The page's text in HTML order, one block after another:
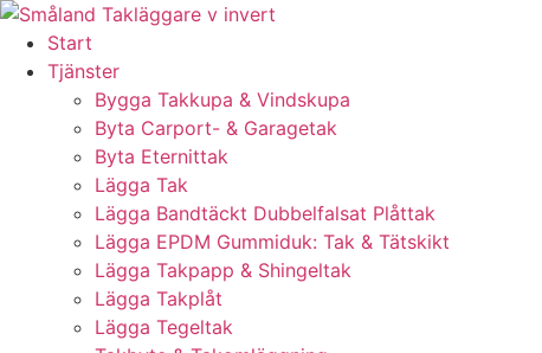
Skip
content
Start
Tjänster
Bygga Takkupa & Vindskupa
Byta Carport- & Garagetak
Byta Eternittak
Lägga Tak
Lägga Bandtäckt Dubbelfalsat Plåttak
Lägga EPDM Gummiduk: Tak & Tätskikt
Lägga Takpapp & Shingeltak
Lägga Takplåt
Lägga Tegeltak